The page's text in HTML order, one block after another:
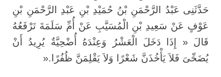
حَدَّثَنِى عَبْدُ الرَّحْمَنِ بْنُ حُمَيْدِ بْنِ عَبْدِ الرَّحْمَنِ بْنِ
عَوْفٍ عَنْ سَعِيدِ بْنِ الْمُسَيَّبِ عَنْ أُمِّ سَلَمَةَ تَرْفَعُهُ
قَالَ « إِذَا دَخَلَ الْعَشْرُ وَعِنْدَهُ أُضْحِيَّةٌ يُرِيدُ أَنْ
يُضَحِّىَ فَلاَ يَأْخُذَنَّ شَعْرًا وَلاَ يَقْلِمَنَّ ظُفُرًا ».